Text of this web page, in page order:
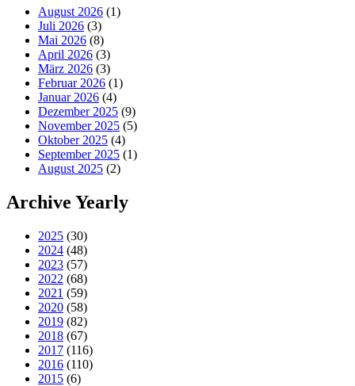
August 2026 (1)
Juli 2026 (3)
Mai 2026 (8)
April 2026 (3)
März 2026 (3)
Februar 2026 (1)
Januar 2026 (4)
Dezember 2025 (9)
November 2025 (5)
Oktober 2025 (4)
September 2025 (1)
August 2025 (2)
Archive Yearly
2025 (30)
2024 (48)
2023 (57)
2022 (68)
2021 (59)
2020 (58)
2019 (82)
2018 (67)
2017 (116)
2016 (110)
2015 (6)